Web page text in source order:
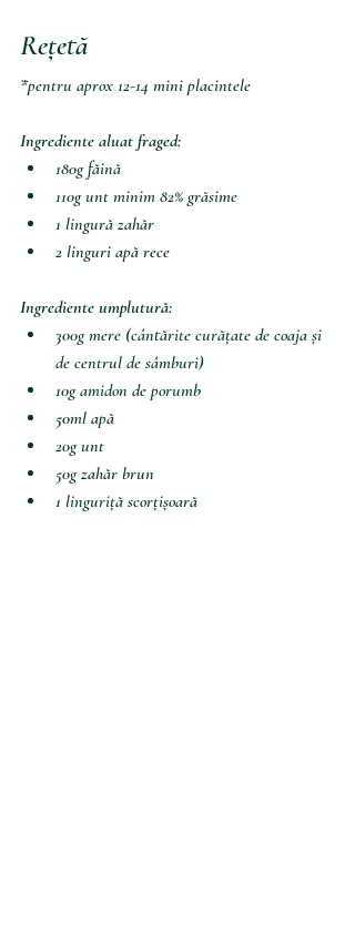
Rețetă
*pentru aprox 12-14 mini placintele
Ingrediente aluat fraged:
180g făină
110g unt minim 82% grăsime
1 lingură zahăr
2 linguri apă rece
Ingrediente umplutură:
300g mere (cântărite curățate de coaja și
de centrul de sâmburi)
10g amidon de porumb
50ml apă
20g unt
50g zahăr brun
1 linguriță scorțișoară